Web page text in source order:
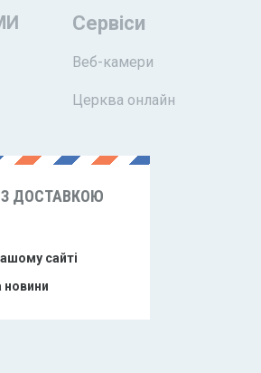
Сервіси
Веб-камери
Церква онлайн
ДОСТАВКОЮ
сайті
новини